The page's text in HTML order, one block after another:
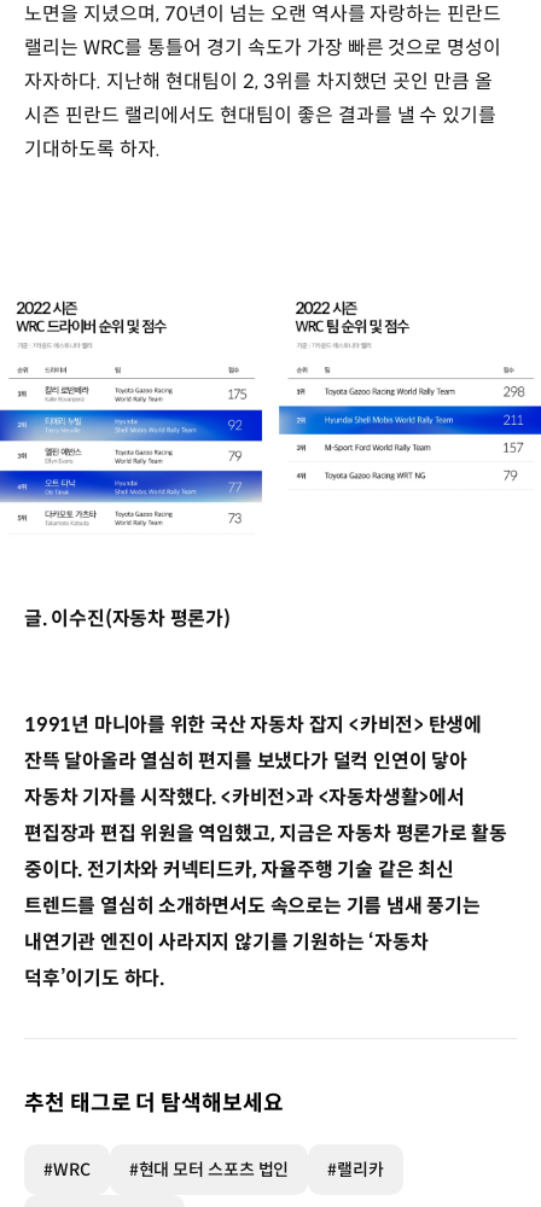
노면을 지녔으며, 70년이 넘는 오랜 역사를 자랑하는 핀란드
랠리는 WRC를 통틀어 경기 속도가 가장 빠른 것으로 명성이
자자하다. 지난해 현대팀이 2, 3위를 차지했던 곳인 만큼 올
시즌 핀란드 랠리에서도 현대팀이 좋은 결과를 낼 수 있기를
기대하도록 하자.
글. 이수진(자동차 평론가)
1991년 마니아를 위한 국산 자동차 잡지 <카비전> 탄생에
잔뜩 달아올라 열심히 편지를 보냈다가 덜컥 인연이 닿아
자동차 기자를 시작했다. <카비전>과 <자동차생활>에서
편집장과 편집 위원을 역임했고, 지금은 자동차 평론가로 활동
중이다. 전기차와 커넥티드카, 자율주행 기술 같은 최신
트렌드를 열심히 소개하면서도 속으로는 기름 냄새 풍기는
내연기관 엔진이 사라지지 않기를 기원하는 ‘자동차
덕후’이기도 하다.
추천 태그로 더 탐색해보세요
#WRC #현대 모터 스포츠 법인 #랠리카